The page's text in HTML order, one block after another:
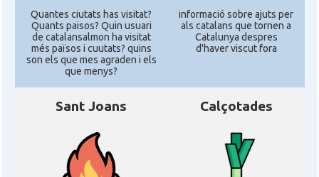
Quantes ciutats has visitat?
Quants paisos? Quin usuari
de catalansalmon ha visitat
més països i cuutats? quins
son els que mes agraden i els
que menys?
informació sobre ajuts per
als catalans que tornen a
Catalunya despres
d'haver viscut fora
Sant Joans Calçotades